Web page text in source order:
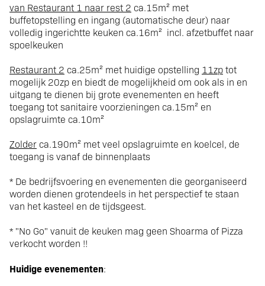
van Restaurant 1 naar rest 2 ca.15m² met
buffetopstelling en ingang (automatische deur) naar
volledig ingerichtte keuken ca.16m² incl. afzetbuffet naar
spoelkeuken
Restaurant 2 ca.25m² met huidige opstelling 11zptot
mogelijk 20zp en biedt de mogelijkheid om ook als in en
uitgang te dienen bij grote evenementen en heeft
toegang tot sanitaire voorzieningen ca.15m² en
opslagruimte ca.10m²
Zolder ca.190m² met veel opslagruimte en koelcel, de
toegang is vanaf de binnenplaats
* De bedrijfsvoering en evenementen die georganiseerd
worden dienen grotendeels in het perspectief te staan
van het kasteel en de tijdsgeest.
* "No Go" vanuit de keuken mag geen Shoarma of Pizza
verkocht worden !!
Huidige evenementen: